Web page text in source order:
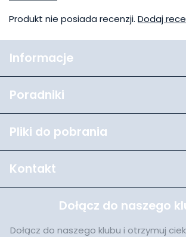
Produkt nie posiada recenzji. Dodaj
Informacje
Poradniki
Pliki do pobrania
Kontakt
Dołącz do naszego
Dołącz do naszego klubu i otrzymuj